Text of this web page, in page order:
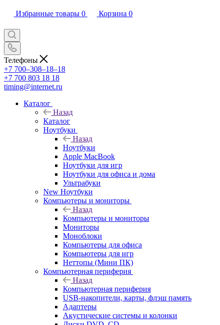
Избранные товары 0 Корзина 0
Телефоны
+7 700‒308‒18‒18
+7 700 803 18 18
timing@internet.ru
Каталог
Назад
Каталог
Ноутбуки
Назад
Ноутбуки
Apple MacBook
Ноутбуки для игр
Ноутбуки для офиса и дома
Ультрабуки
New Ноутбуки
Компьютеры и мониторы
Назад
Компьютеры и мониторы
Мониторы
Моноблоки
Компьютеры для офиса
Компьютеры для игр
Неттопы (Мини ПК)
Компьютерная периферия
Назад
Компьютерная периферия
USB-накопители, карты, флэш память
Адаптеры
Акустические системы и колонки